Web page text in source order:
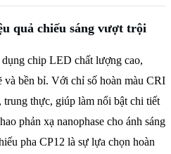
quả chiếu sáng vượt trội
dụng chip LED chất lượng cao,
và bền bỉ. Với chỉ số hoàn màu CRI
trung thực, giúp làm nổi bật chi tiết
phản xạ nanophase cho ánh sáng
pha CP12 là sự lựa chọn hoàn